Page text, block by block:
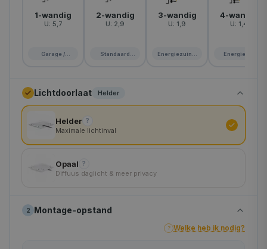
1-wandig
U: 5,7
Garage /
2-wandig
U: 2,9
Standaard
3-wandig
U: 1,9
Energiezuinig
4-wandig
U: 1,4
Energie A+
Lichtdoorlaat Helder
Helder ?
Maximale lichtinval
Opaal ?
Diffuus daglicht & meer privacy
2 Montage-opstand
? Welke heb ik nodig?